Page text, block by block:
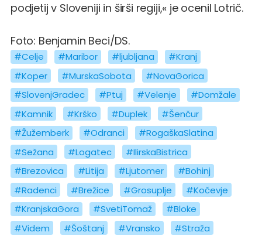
podjetij v Sloveniji in širši regiji,« je ocenil Lotrič.
Foto: Benjamin Beci/DS.
#Celje #Maribor #ljubljana
#Kranj
#Koper
#MurskaSobota
#NovaGorica
#SlovenjGradec
#Ptuj #Velenje
#Domžale
#Kamnik
#Krško #Duplek
#Šenčur
#Žužemberk
#Odranci
#RogaškaSlatina
#Sežana
#Logatec
#IlirskaBistrica
#Brezovica
#Litija #Ljutomer
#Bohinj
#Radenci
#Brežice #Grosuplje
#Kočevje
#KranjskaGora
#SvetiTomaž
#Bloke
#Videm
#Šoštanj #Vransko #Straža